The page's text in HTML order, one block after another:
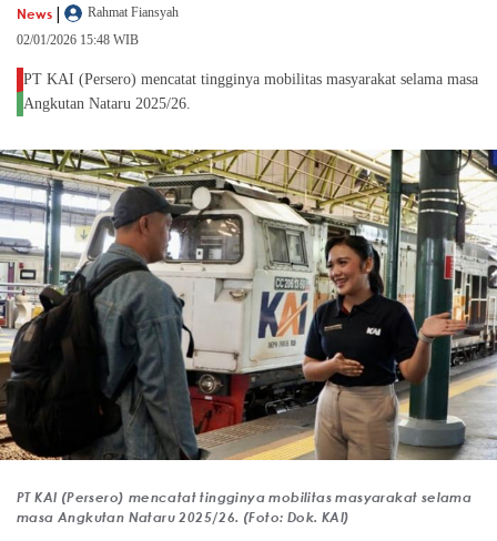
News |
Rahmat Fiansyah
02/01/2026 15:48 WIB
PT KAI (Persero) mencatat tingginya mobilitas masyarakat selama masa
Angkutan Nataru 2025/26.
PT KAI (Persero) mencatat tingginya mobilitas masyarakat selama
masa Angkutan Nataru 2025/26. (Foto: Dok. KAI)